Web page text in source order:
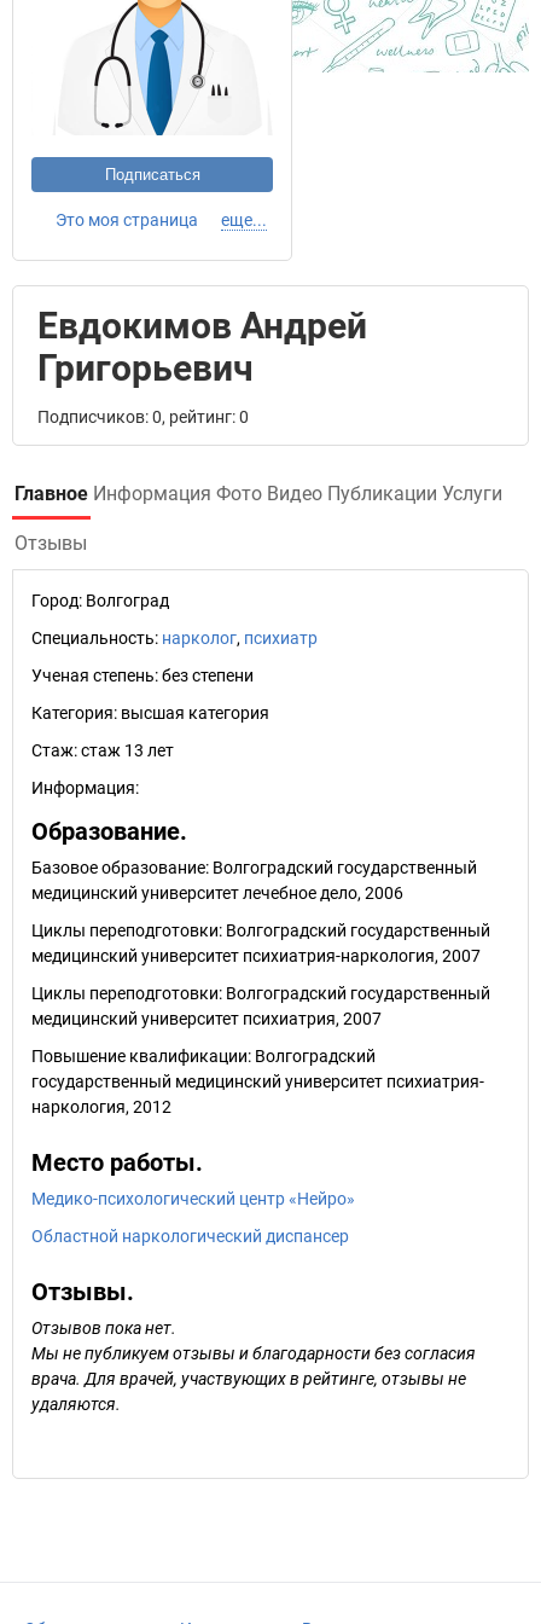
Подписаться
Это моя страница еще...
Евдокимов Андрей
Григорьевич
Подписчиков: 0, рейтинг: 0
Главное Информация Фото Видео Публикации Услуги
Отзывы
Город: Волгоград
Специальность: нарколог, психиатр
Ученая степень:без степени
Категория: высшая категория
Стаж:стаж 13 лет
Информация:
Образование.
Базовое образование: Волгоградский государственный
медицинский университет лечебное дело, 2006
Циклы переподготовки: Волгоградский государственный
медицинский университет психиатрия-наркология, 2007
Циклы переподготовки: Волгоградский государственный
медицинский университет психиатрия, 2007
Повышение квалификации: Волгоградский
государственный медицинский университет психиатрия-
наркология, 2012
Место работы.
Медико-психологический центр «Нейро»
Областной наркологический диспансер
Отзывы.
Отзывов пока нет.
Мы не публикуем отзывы и благодарности без согласия
врача. Для врачей, участвующих в рейтинге, отзывы не
удаляются.